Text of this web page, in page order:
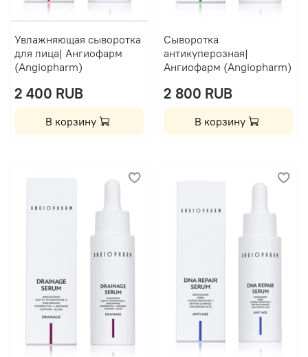
Увлажняющая сыворотка
для лица| Ангиофарм
(Angiopharm)
2 400 RUB
В корзину
Сыворотка
антикуперозная|
Ангиофарм (Angiopharm)
2 800 RUB
В корзину